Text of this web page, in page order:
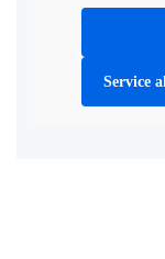
Service